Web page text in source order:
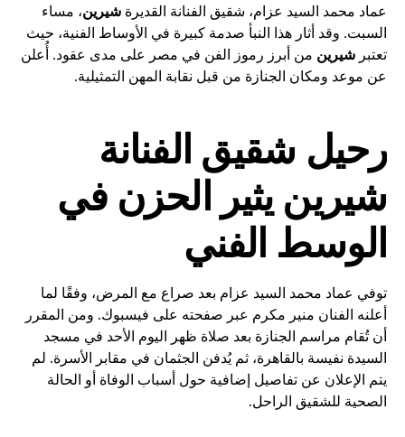
عماد محمد السيد عزام، شقيق الفنانة القديرة شيرين، مساء
السبت. وقد أثار هذا النبأ صدمة كبيرة في الأوساط الفنية، حيث
تعتبر شيرين من أبرز رموز الفن في مصر على مدى عقود. أُعلن
عن موعد ومكان الجنازة من قبل نقابة المهن التمثيلية.
رحيل شقيق الفنانة
شيرين يثير الحزن في
الوسط الفني
توفي عماد محمد السيد عزام بعد صراع مع المرض، وفقًا لما
أعلنه الفنان منير مكرم عبر صفحته على فيسبوك. ومن المقرر
أن تُقام مراسم الجنازة بعد صلاة ظهر اليوم الأحد في مسجد
السيدة نفيسة بالقاهرة، ثم يُدفن الجثمان في مقابر الأسرة. لم
يتم الإعلان عن تفاصيل إضافية حول أسباب الوفاة أو الحالة
الصحية للشقيق الراحل.